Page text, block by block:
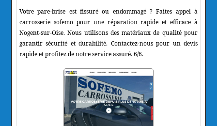
Votre pare-brise est fissuré ou endommagé ? Faites appel à
carrosserie sofemo pour une réparation rapide et efficace à
Nogent-sur-Oise. Nous utilisons des matériaux de qualité pour
garantir sécurité et durabilité. Contactez-nous pour un devis
rapide et profitez de notre service assuré. 6/6.